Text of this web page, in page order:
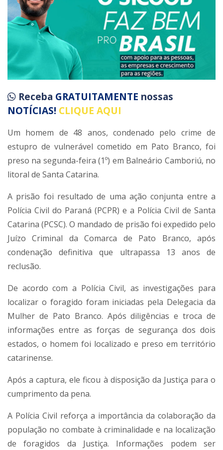
Receba GRATUITAMENTE nossas
NOTÍCIAS! CLIQUE AQUI
Um homem de 48 anos, condenado pelo crime de
estupro de vulnerável cometido em Pato Branco, foi
preso na segunda-feira (1º) em Balneário Camboriú, no
litoral de Santa Catarina.
A prisão foi resultado de uma ação conjunta entre a
Polícia Civil do Paraná (PCPR) e a Polícia Civil de Santa
Catarina (PCSC). O mandado de prisão foi expedido pelo
Juízo Criminal da Comarca de Pato Branco, após
condenação definitiva que ultrapassa 13 anos de
reclusão.
De acordo com a Polícia Civil, as investigações para
localizar o foragido foram iniciadas pela Delegacia da
Mulher de Pato Branco. Após diligências e troca de
informações entre as forças de segurança dos dois
estados, o homem foi localizado e preso em território
catarinense.
Após a captura, ele ficou à disposição da Justiça para o
cumprimento da pena.
A Polícia Civil reforça a importância da colaboração da
população no combate à criminalidade e na localização
de foragidos da Justiça. Informações podem ser